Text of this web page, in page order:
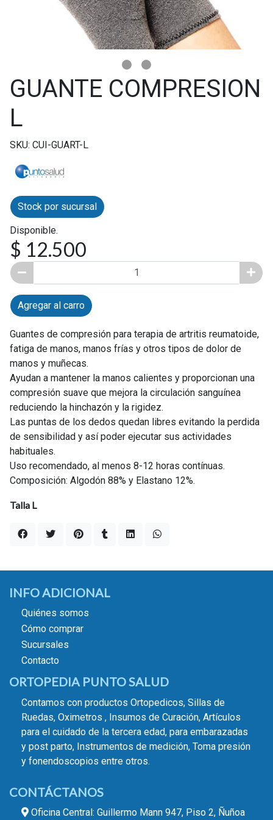
GUANTE COMPRESION
L
SKU: CUI-GUART-L
Stock por sucursal
Disponible.
$ 12.500
Agregar al carro
Guantes de compresión para terapia de artritis reumatoide,
fatiga de manos, manos frías y otros tipos de dolor de
manos y muñecas.
Ayudan a mantener la manos calientes y proporcionan una
compresión suave que mejora la circulación sanguínea
reduciendo la hinchazón y la rigidez.
Las puntas de los dedos quedan libres evitando la perdida
de sensibilidad y así poder ejecutar sus actividades
habituales.
Uso recomendado, al menos 8-12 horas contínuas.
Composición: Algodón 88% y Elastano 12%.
Talla L
INFO ADICIONAL
Quiénes somos
Cómo comprar
Sucursales
Contacto
ORTOPEDIA PUNTO SALUD
Contamos con productos Ortopedicos, Sillas de
Ruedas, Oximetros , Insumos de Curación, Artículos
para el cuidado de la tercera edad, para embarazadas
y post parto, Instrumentos de medición, Toma presión
y fonendoscopios entre otros.
CONTÁCTANOS
Oficina Central: Guillermo Mann 947, Piso 2, Ñuñoa